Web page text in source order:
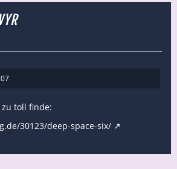
toll finde:
30123/deep-space-six/